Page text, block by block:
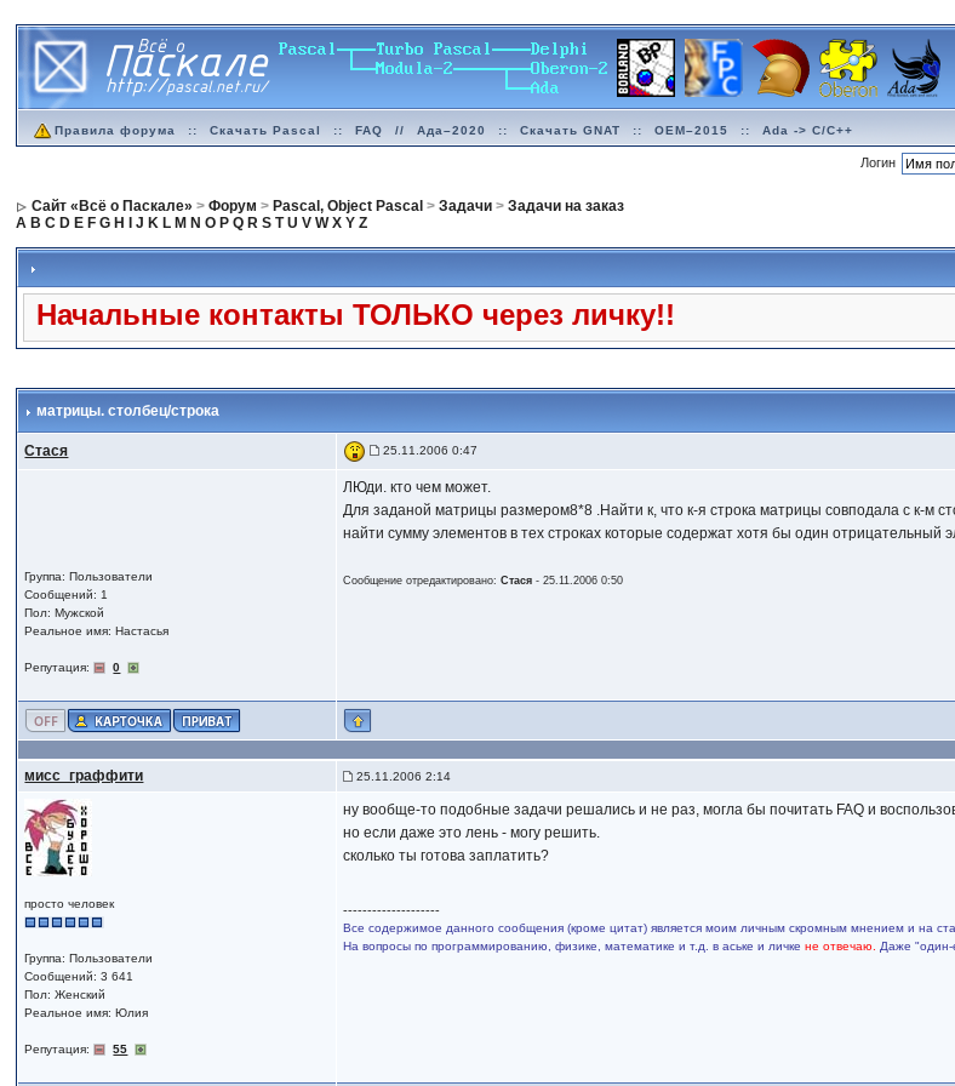
Правила форума :: Скачать Pascal :: FAQ // Ада–2020 :: Скачать GNAT :: OEM–2015 :: Ada -> C/C++
Логин
Сайт «Всё о Паскале» >Форум > Pascal, Object Pascal >Задачи >Задачи на заказ
A B C D E F G H J K L M N O P Q R S T U V W X Y Z
Начальные контакты ТОЛЬКО через личку!!
матрицы. столбец/строка
Стася 25.11.2006 0:47
Группа: Пользователи
Сообщений: 1
Пол: Мужской
Реальное имя: Настасья
Репутация: 0
ЛЮди. кто чем может.
Для заданой матрицы размером8*8 .Найти к, что к-я строка матрицы совподала с к-м
найти сумму элементов в тех строках которые содержат хотя бы один отрицательный
Сообщение отредактировано:Стася -25.11.2006 0:50
мисс_граффити 25.11.2006 2:14
просто человек
Группа: Пользователи
Сообщений: 3 641
Пол: Женский
Реальное имя: Юлия
Репутация: 55
ну вообще-то подобные задачи решались и не раз, могла бы почитать FAQ и
но если даже это лень - могу решить.
сколько ты готова заплатить?
--------------------
Все содержимое данного сообщения (кроме цитат) является моим личным скромным мнением и на
На вопросы по программированию, физике, математике и т.д. в аське и личкене отвечаю. Даже "один-